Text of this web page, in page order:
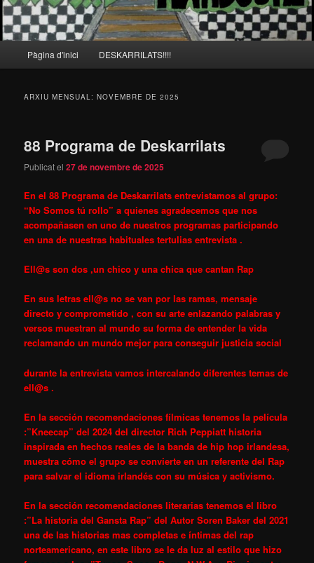
principal
Pàgina d'inici DESKARRILATS!!!!
ARXIU MENSUAL:NOVEMBRE DE 2025
88 Programa de Deskarrilats
Publicat el27 de novembre de 2025
En el 88 Programa de Deskarrilats entrevistamos al grupo:
“No Somos tú rollo” a quienes agradecemos que nos
acompañasen en uno de nuestros programas participando
en una de nuestras habituales tertulias entrevista .
Ell@s son dos ,un chico y una chica que cantan Rap
En sus letras ell@s no se van por las ramas, mensaje
directo y comprometido , con su arte enlazando palabras y
versos muestran al mundo su forma de entender la vida
reclamando un mundo mejor para conseguir justicia social
durante la entrevista vamos intercalando diferentes temas de
ell@s .
En la sección recomendaciones fílmicas tenemos la película
:”Kneecap” del 2024 del director Rich Peppiatt historia
inspirada en hechos reales de la banda de hip hop irlandesa,
muestra cómo el grupo se convierte en un referente del Rap
para salvar el idioma irlandés con su música y activismo.
En la sección recomendaciones literarias tenemos el libro
:”La historia del Gansta Rap” del Autor Soren Baker del 2021
una de las historias mas completas e íntimas del rap
norteamericano, en este libro se le da luz al estilo que hizo